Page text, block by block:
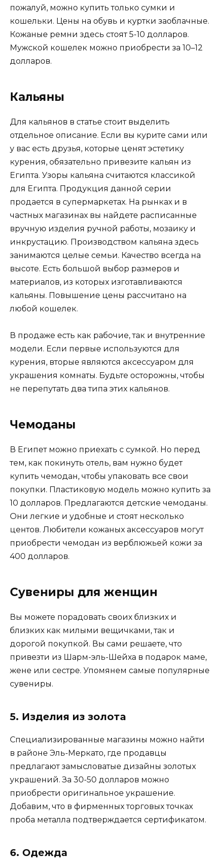
пожалуй, можно купить только сумки и
кошельки. Цены на обувь и куртки заоблачные.
Кожаные ремни здесь стоят 5-10 долларов.
Мужской кошелек можно приобрести за 10–12
долларов.
Кальяны
Для кальянов в статье стоит выделить
отдельное описание. Если вы курите сами или
у вас есть друзья, которые ценят эстетику
курения, обязательно привезите кальян из
Египта. Узоры кальяна считаются классикой
для Египта. Продукция данной серии
продается в супермаркетах. На рынках и в
частных магазинах вы найдете расписанные
вручную изделия ручной работы, мозаику и
инкрустацию. Производством кальяна здесь
занимаются целые семьи. Качество всегда на
высоте. Есть большой выбор размеров и
материалов, из которых изготавливаются
кальяны. Повышение цены рассчитано на
любой кошелек.
В продаже есть как рабочие, так и внутренние
модели. Если первые используются для
курения, вторые являются аксессуаром для
украшения комнаты. Будьте осторожны, чтобы
не перепутать два типа этих кальянов.
Чемоданы
В Египет можно приехать с сумкой. Но перед
тем, как покинуть отель, вам нужно будет
купить чемодан, чтобы упаковать все свои
покупки. Пластиковую модель можно купить за
10 долларов. Предлагаются детские чемоданы.
Они легкие и удобные и стоят несколько
центов. Любители кожаных аксессуаров могут
приобрести чемодан из верблюжьей кожи за
400 долларов.
Сувениры для женщин
Вы можете порадовать своих близких и
близких как милыми вещичками, так и
дорогой покупкой. Вы сами решаете, что
привезти из Шарм-эль-Шейха в подарок маме,
жене или сестре. Упомянем самые популярные
сувениры.
5. Изделия из золота
Специализированные магазины можно найти
в районе Эль-Меркато, где продавцы
предлагают замысловатые дизайны золотых
украшений. За 30-50 долларов можно
приобрести оригинальное украшение.
Добавим, что в фирменных торговых точках
проба металла подтверждается сертификатом.
6. Одежда